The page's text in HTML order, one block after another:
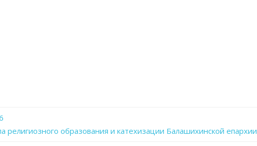
религиозного образования и катехизации Балашихинской епархии